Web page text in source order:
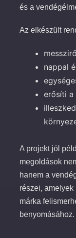
és a
Az elkészült
nappal
erősíti a
A projekt jól
megoldások
hanem a
részei,
márka
benyomásához.